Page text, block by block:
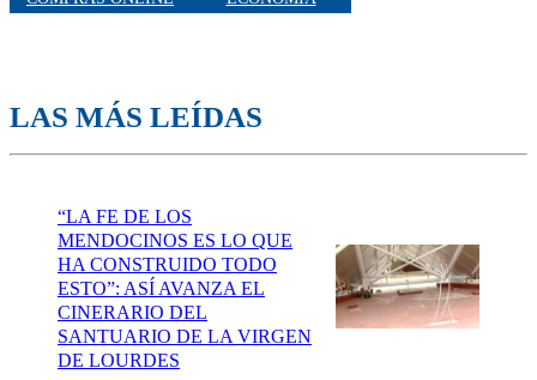
LAS MÁS LEÍDAS
“LA FE DE LOS
MENDOCINOS ES LO QUE
HA CONSTRUIDO TODO
ESTO”: ASÍ AVANZA EL
CINERARIO DEL
SANTUARIO DE LA VIRGEN
DE LOURDES